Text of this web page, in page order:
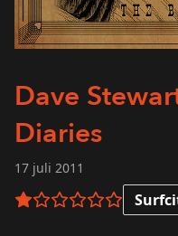
Dave
Diaries
17 juli 2011
1 av 6 i betyg